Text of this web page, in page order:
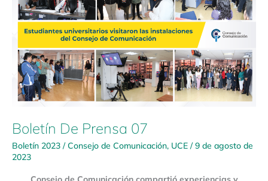
Boletín De Prensa 07
Boletín 2023 /Consejo de Comunicación, UCE /9 de agosto de
2023
Consejo de Comunicación compartió experiencias y
07